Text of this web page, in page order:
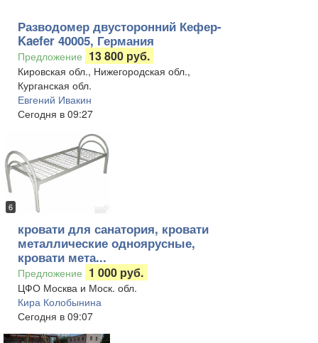
Разводомер двусторонний Кефер-
Kaefer 40005, Германия
Предложение 13 800 руб.
Кировская обл., Нижегородская обл.,
Курганская обл.
Евгений Ивакин
Сегодня в 09:27
6
кровати для санатория, кровати
металлические одноярусные,
кровати мета...
Предложение 1 000 руб.
ЦФО Москва и Моск. обл.
Кира Колобынина
Сегодня в 09:07